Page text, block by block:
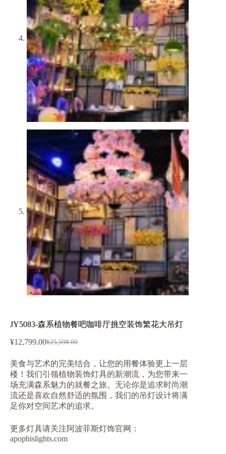
JY5083-森系植物餐吧咖啡厅挑空装饰繁花大吊灯
¥25,598.00
原
为：
¥25,598.00。
¥12,799.00当
价
格
为：
¥12,799.00。
美食与艺术的完美结合，让您的用餐体验更上一层
楼！我们引领植物装饰灯具的新潮流，为您带来一
场充满森系魅力的就餐之旅。无论你是追求时尚潮
流还是喜欢自然舒适的氛围，我们的吊灯设计将满
足你对空间艺术的追求。
更多灯具请关注阿波菲斯灯饰官网：
apophislights.com